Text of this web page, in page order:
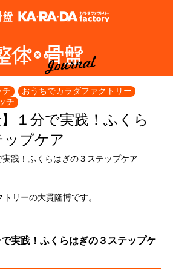
チ
おうちでカラダファクトリー
チ
】１分で実践！ふくら
プケア
リーの大貫隆博です。
で実践！ふくらはぎの３ステップケ